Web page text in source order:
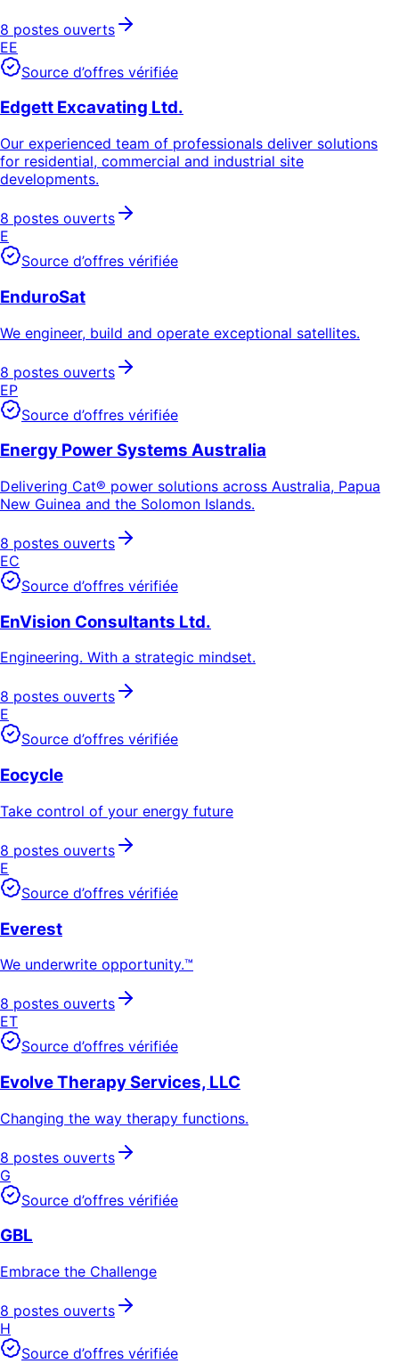
8 postes ouverts
EE
Source d’offres vérifiée
Edgett Excavating Ltd.
Our experienced team of professionals deliver solutions
for residential, commercial and industrial site
developments.
8 postes ouverts
E
Source d’offres vérifiée
EnduroSat
We engineer, build and operate exceptional satellites.
8 postes ouverts
EP
Source d’offres vérifiée
Energy Power Systems Australia
Delivering Cat® power solutions across Australia, Papua
New Guinea and the Solomon Islands.
8 postes ouverts
EC
Source d’offres vérifiée
EnVision Consultants Ltd.
Engineering. With a strategic mindset.
8 postes ouverts
E
Source d’offres vérifiée
Eocycle
Take control of your energy future
8 postes ouverts
E
Source d’offres vérifiée
Everest
We underwrite opportunity.™
8 postes ouverts
ET
Source d’offres vérifiée
Evolve Therapy Services, LLC
Changing the way therapy functions.
8 postes ouverts
G
Source d’offres vérifiée
GBL
Embrace the Challenge
8 postes ouverts
H
Source d’offres vérifiée